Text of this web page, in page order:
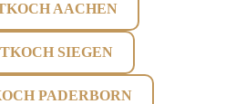
AACHEN
SIEGEN
PADERBORN